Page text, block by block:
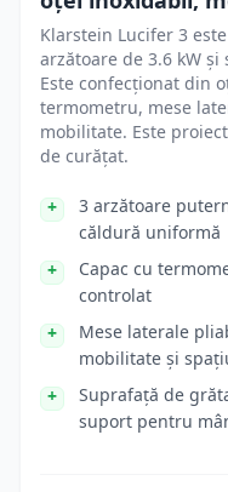
Klarstein Lucifer 3
arzătoare de 3.6 kW
Este confecționat din
termometru, mese
mobilitate. Este
de curățat.
3 arzătoare
căldură uniformă
Capac cu
controlat
Mese laterale
mobilitate și
Suprafață de
suport pentru